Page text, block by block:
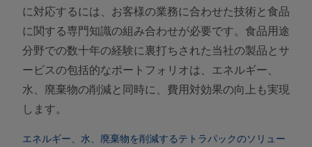
に対応するには、お客様の業務に合わせた技術と食品
に関する専門知識の組み合わせが必要です。食品用途
分野での数十年の経験に裏打ちされた当社の製品とサ
ービスの包括的なポートフォリオは、エネルギー、
水、廃棄物の削減と同時に、費用対効果の向上も実現
します。
エネルギー、水、廃棄物を削減するテトラパックのソリュー